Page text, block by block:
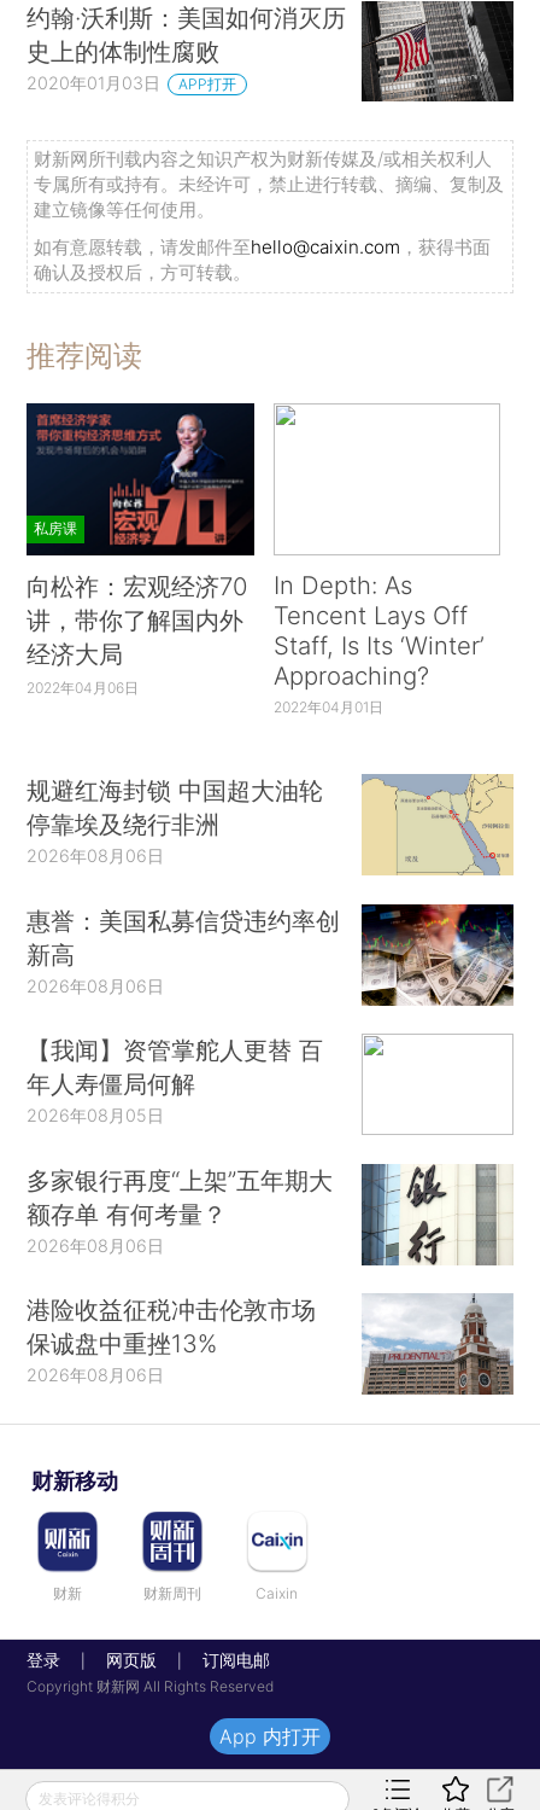
约翰·沃利斯：美国如何消灭历
史上的体制性腐败
2020年01月03日 APP打开
财新网所刊载内容之知识产权为财新传媒及/或相关权利人
专属所有或持有。未经许可，禁止进行转载、摘编、复制及
建立镜像等任何使用。
如有意愿转载，请发邮件至hello@caixin.com ，获得书面
确认及授权后，方可转载。
推荐阅读
私房课
向松祚：宏观经济70
讲，带你了解国内外
经济大局
2022年04月06日
In Depth: As
Tencent Lays Off
Staff, Is Its ‘Winter’
Approaching?
2022年04月01日
规避红海封锁 中国超大油轮
停靠埃及绕行非洲
2026年08月06日
惠誉：美国私募信贷违约率创
新高
2026年08月06日
【我闻】资管掌舵人更替 百
年人寿僵局何解
2026年08月05日
多家银行再度“上架”五年期大
额存单 有何考量？
2026年08月06日
港险收益征税冲击伦敦市场
保诚盘中重挫13%
2026年08月06日
财新移动
财新 财新周刊 Caixin
登录 网页版 订阅电邮
Copyright 财新网 All Rights Reserved
发表评论得积分
App 内打开